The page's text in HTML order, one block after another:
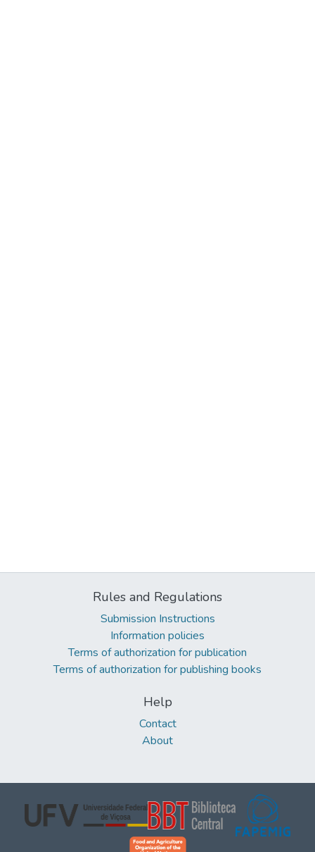
Rules and Regulations
Submission Instructions
Information policies
Terms of authorization for publication
Terms of authorization for publishing books
Help
Contact
About